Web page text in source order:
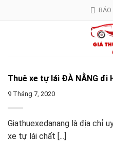
Thuê xe tự lái ĐÀ NẴNG đi
9 Tháng 7, 2020
Giathuexedanang là địa chỉ
xe tự lái chất [...]